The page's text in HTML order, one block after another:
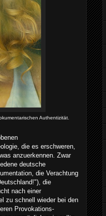
Authentizität.
die es erschweren,
anzuerkennen. Zwar
deutsche
die Verachtung
die
nach einer
zu schnell wieder bei den
Provokations-